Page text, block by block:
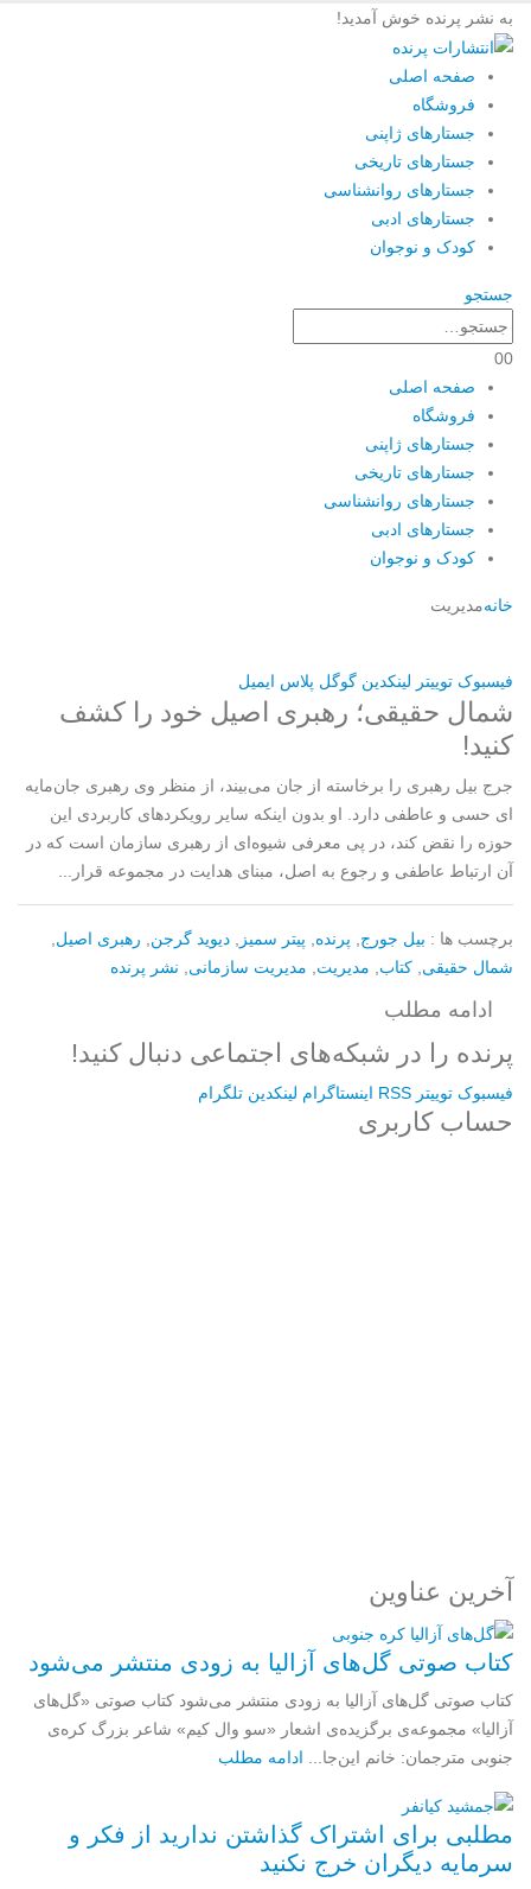
به نشر پرنده خوش آمدید!
صفحه اصلی
فروشگاه
جستارهای ژاپنی
جستارهای تاریخی
جستارهای روانشناسی
جستارهای ادبی
کودک و نوجوان
جستجو
00
صفحه اصلی
فروشگاه
جستارهای ژاپنی
جستارهای تاریخی
جستارهای روانشناسی
جستارهای ادبی
کودک و نوجوان
خانهمدیریت
فیسبوک توییتر لینکدین گوگل پلاس ایمیل
شمال حقیقی؛ رهبری اصیل خود را کشف
کنید!
جرج بیل رهبری را برخاسته از جان می‌بیند، از منظر وی رهبری جان­‌مایه­‌
ای حسی و عاطفی دارد. او بدون این­که سایر رویکردهای کاربردی این
حوزه را نقض کند، در پی معرفی شیوه‌ای از رهبری سازمان است که در
آن ارتباط عاطفی و رجوع به اصل، مبنای هدایت در مجموعه قرار...
برچسب ها : بیل جورج, پرنده, پیتر سمیز , دیوید گرجن, رهبری اصیل,
شمال حقیقی, کتاب, مدیریت, مدیریت سازمانی, نشر پرنده
ادامه مطلب
پرنده را در شبکه‌های اجتماعی دنبال کنید!
فیسبوک توییتر RSS اینستاگرام لینکدین تلگرام
حساب کاربری
آخرین عناوین
کتاب صوتی گل‌های آزالیا به زودی منتشر می‌شود
کتاب صوتی گل‌های آزالیا به زودی منتشر می‌شود کتاب صوتی «گل‌های
آزالیا» مجموعه‌ی برگزیده‌ی اشعار «سو وال کیم» شاعر بزرگ کره‌ی
جنوبی مترجمان: خانم این‌جا... ادامه مطلب
مطلبی برای اشتراک گذاشتن ندارید از فکر و
سرمایه دیگران خرج نکنید